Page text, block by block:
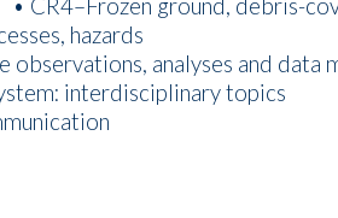
• CR4–Frozen ground, debris-
hazards
observations, analyses and
interdisciplinary topics